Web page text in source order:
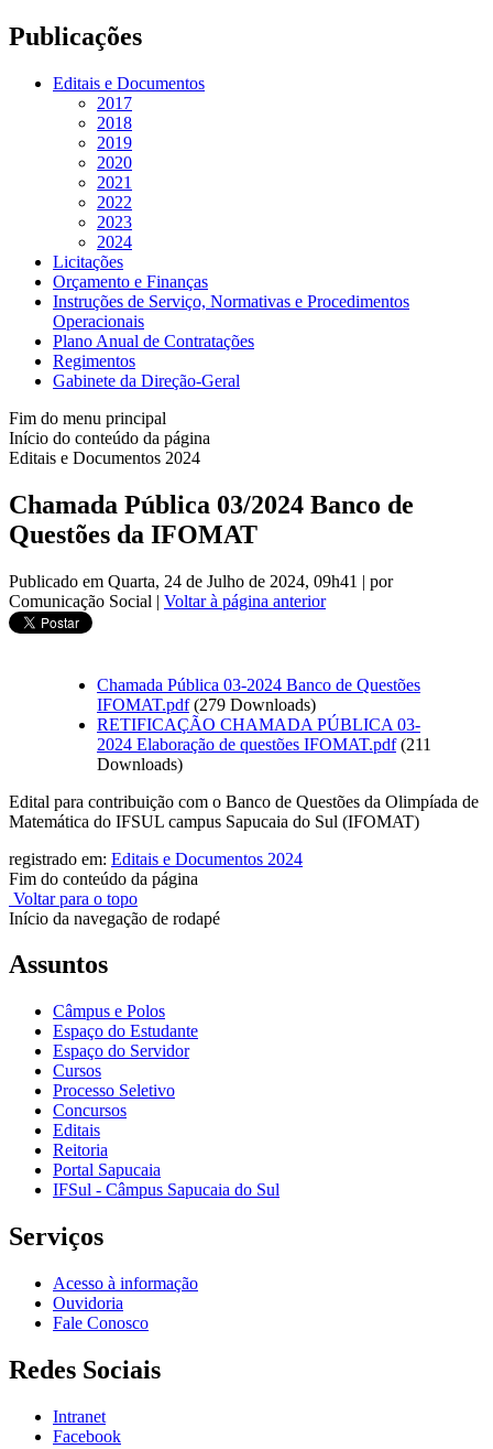
Publicações
Editais e Documentos
2017
2018
2019
2020
2021
2022
2023
2024
Licitações
Orçamento e Finanças
Instruções de Serviço, Normativas e Procedimentos
Operacionais
Plano Anual de Contratações
Regimentos
Gabinete da Direção-Geral
Fim do menu principal
Início do conteúdo da página
Editais e Documentos 2024
Chamada Pública 03/2024 Banco de
Questões da IFOMAT
Publicado em Quarta, 24 de Julho de 2024, 09h41 | por
Comunicação Social | Voltar à página anterior
Chamada Pública 03-2024 Banco de Questões
IFOMAT.pdf (279 Downloads)
RETIFICAÇÃO CHAMADA PÚBLICA 03-
2024 Elaboração de questões IFOMAT.pdf (211
Downloads)
Edital para contribuição com o Banco de Questões da Olimpíada de
Matemática do IFSUL campus Sapucaia do Sul (IFOMAT)
registrado em: Editais e Documentos 2024
Fim do conteúdo da página
Voltar para o topo
Início da navegação de rodapé
Assuntos
Câmpus e Polos
Espaço do Estudante
Espaço do Servidor
Cursos
Processo Seletivo
Concursos
Editais
Reitoria
Portal Sapucaia
IFSul - Câmpus Sapucaia do Sul
Serviços
Acesso à informação
Ouvidoria
Fale Conosco
Redes Sociais
Intranet
Facebook